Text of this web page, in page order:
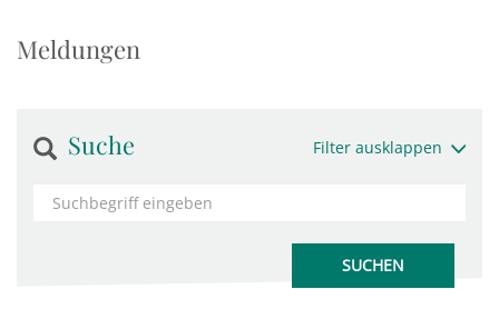
Meldungen
Suche Filter ausklappen